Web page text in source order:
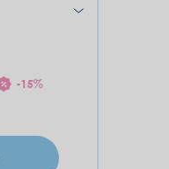
-15%